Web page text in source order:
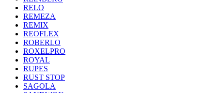
RELO
REMEZA
REMIX
REOFLEX
ROBERLO
ROXELPRO
ROYAL
RUPES
RUST STOP
SAGOLA